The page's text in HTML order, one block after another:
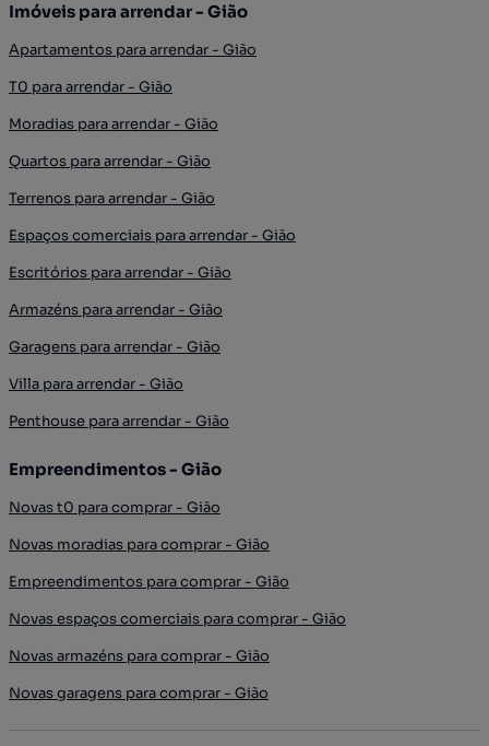
Imóveis para arrendar - Gião
Apartamentos para arrendar - Gião
T0 para arrendar - Gião
Moradias para arrendar - Gião
Quartos para arrendar - Gião
Terrenos para arrendar - Gião
Espaços comerciais para arrendar - Gião
Escritórios para arrendar - Gião
Armazéns para arrendar - Gião
Garagens para arrendar - Gião
Villa para arrendar - Gião
Penthouse para arrendar - Gião
Empreendimentos - Gião
Novas t0 para comprar - Gião
Novas moradias para comprar - Gião
Empreendimentos para comprar - Gião
Novas espaços comerciais para comprar - Gião
Novas armazéns para comprar - Gião
Novas garagens para comprar - Gião